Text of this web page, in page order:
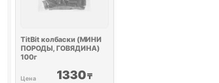
TitBit колбаски (МИНИ
ПОРОДЫ, ГОВЯДИНА)
100г
1330₸